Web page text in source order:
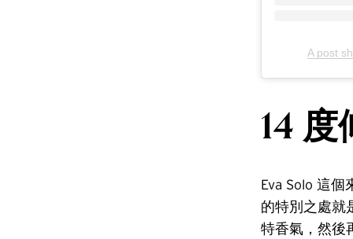
A post
14
Eva Solo 這
的特別之處就
特香氣，然後